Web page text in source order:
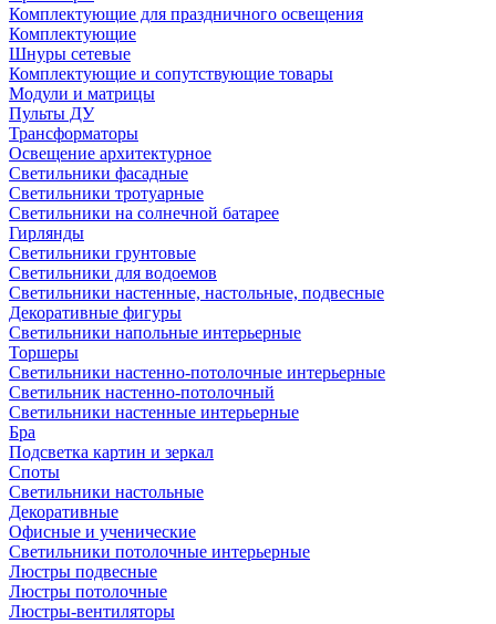
Комплектующие для праздничного освещения
Комплектующие
Шнуры сетевые
Комплектующие и сопутствующие товары
Модули и матрицы
Пульты ДУ
Трансформаторы
Освещение архитектурное
Светильники фасадные
Светильники тротуарные
Светильники на солнечной батарее
Гирлянды
Светильники грунтовые
Светильники для водоемов
Светильники настенные, настольные, подвесные
Декоративные фигуры
Светильники напольные интерьерные
Торшеры
Светильники настенно-потолочные интерьерные
Светильник настенно-потолочный
Светильники настенные интерьерные
Бра
Подсветка картин и зеркал
Споты
Светильники настольные
Декоративные
Офисные и ученические
Светильники потолочные интерьерные
Люстры подвесные
Люстры потолочные
Люстры-вентиляторы